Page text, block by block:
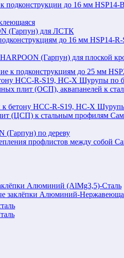
(Гарпун) для ЛСТК
(Гарпун) для плоской
к подконструкциям до 25 мм
Шурупы по
Шурупы
(Гарпун) по дереву
Алюминий (AlMg3,5)-Сталь
заклёпки Алюминий-